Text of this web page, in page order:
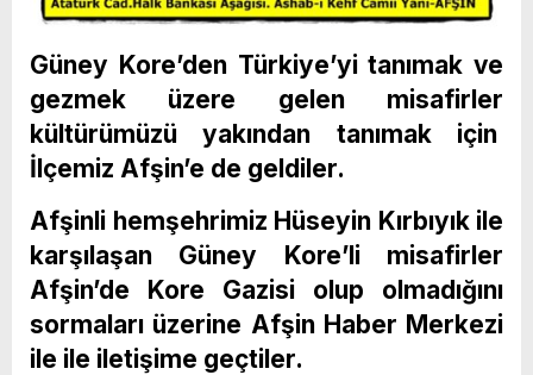
Güney Kore’den Türkiye’yi tanımak ve
gezmek üzere gelen misafirler
kültürümüzü yakından tanımak için
İlçemiz Afşin’e de geldiler.
Afşinli hemşehrimiz Hüseyin Kırbıyık ile
karşılaşan Güney Kore’li misafirler
Afşin’de Kore Gazisi olup olmadığını
sormaları üzerine Afşin Haber Merkezi
ile ile iletişime geçtiler.